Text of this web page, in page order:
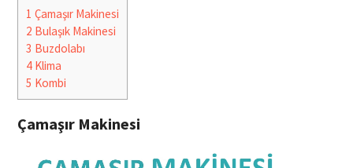
1 Çamaşır Makinesi
2 Bulaşık Makinesi
3 Buzdolabı
4Klima
5 Kombi
Çamaşır Makinesi